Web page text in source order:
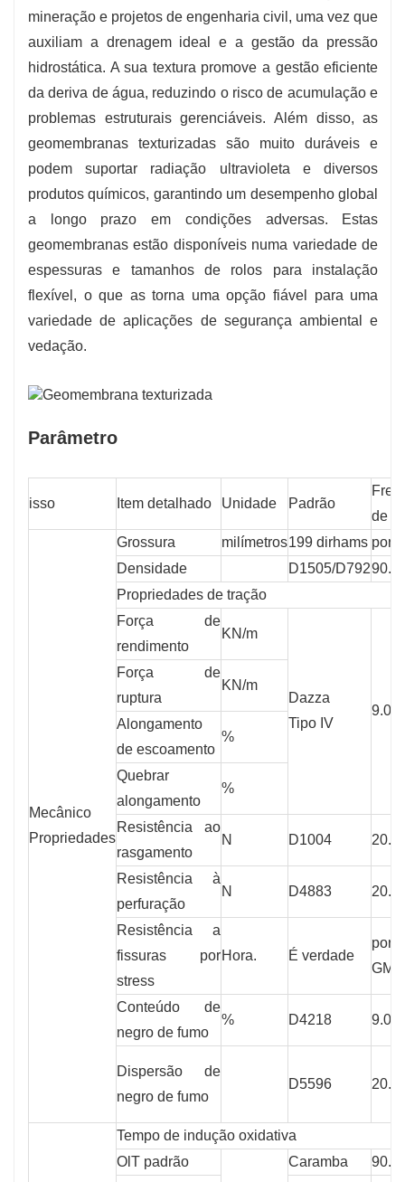
mineração e projetos de engenharia civil, uma vez que
auxiliam a drenagem ideal e a gestão da pressão
hidrostática. A sua textura promove a gestão eficiente
da deriva de água, reduzindo o risco de acumulação e
problemas estruturais gerenciáveis. Além disso, as
geomembranas texturizadas são muito duráveis ​​e
podem suportar radiação ultravioleta e diversos
produtos químicos, garantindo um desempenho global
a longo prazo em condições adversas. Estas
geomembranas estão disponíveis numa variedade de
espessuras e tamanhos de rolos para instalação
flexível, o que as torna uma opção fiável para uma
variedade de aplicações de segurança ambiental e
vedação.
Parâmetro
isso Item detalhado Unidade Padrão
de
Mecânico
Propriedades
Grossura milímetros199 dirhams por
Densidade
D1505/D792
Propriedades de tração
Força de
rendimento
KN/m
Dazza
Tipo IV
Força de
ruptura
KN/m
Alongamento
de escoamento
%
Quebrar
alongamento
%
Resistência ao
rasgamento
N D1004
Resistência à
perfuração
N D4883
Resistência a
fissuras por
stress
Hora. É verdade
GM-
Conteúdo de
negro de fumo
% D4218
Dispersão de
negro de fumo
D5596
Tempo de indução oxidativa
OlT padrão
Caramba